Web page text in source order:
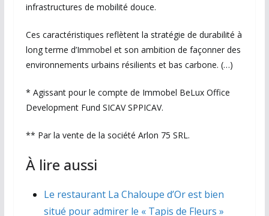
infrastructures de mobilité douce.
Ces caractéristiques reflètent la stratégie de durabilité à
long terme d’Immobel et son ambition de façonner des
environnements urbains résilients et bas carbone. (…)
* Agissant pour le compte de Immobel BeLux Office
Development Fund SICAV SPPICAV.
** Par la vente de la société Arlon 75 SRL.
À lire aussi
Le restaurant La Chaloupe d’Or est bien
situé pour admirer le « Tapis de Fleurs »